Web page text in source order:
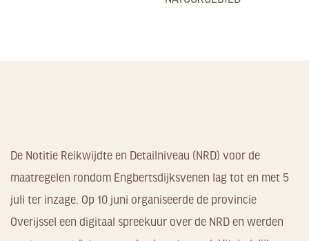
De Notitie Reikwijdte en Detailniveau (NRD) voor de
maatregelen rondom Engbertsdijksvenen lag tot en met 5
juli ter inzage. Op 10 juni organiseerde de provincie
Overijssel een digitaal spreekuur over de NRD en werden